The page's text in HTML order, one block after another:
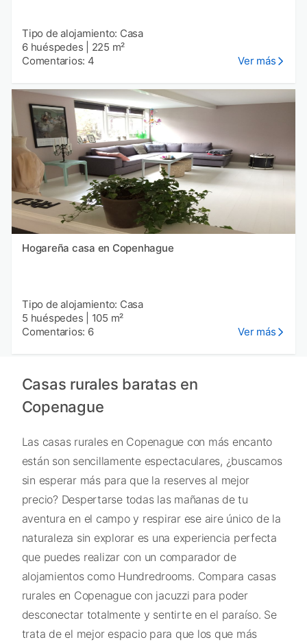
Tipo de alojamiento: Casa
6 huéspedes
225 m²
Comentarios: 4
Ver más
Hogareña casa en Copenhague
Tipo de alojamiento: Casa
5 huéspedes
105 m²
Comentarios: 6
Ver más
Casas rurales baratas en
Copenague
Las casas rurales en Copenague con más encanto
están son sencillamente espectaculares, ¿buscamos
sin esperar más para que la reserves al mejor
precio? Despertarse todas las mañanas de tu
aventura en el campo y respirar ese aire único de la
naturaleza sin explorar es una experiencia perfecta
que puedes realizar con un comparador de
alojamientos como Hundredrooms. Compara casas
rurales en Copenague con jacuzzi para poder
desconectar totalmente y sentirte en el paraíso. Se
trata de el mejor espacio para que los que más